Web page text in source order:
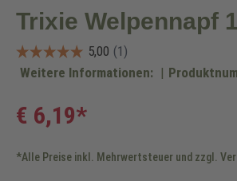
Trixie Welpennapf
Weitere Informationen: |
€ 6,19*
*Alle Preise inkl. Mehrwertsteuer und zzgl.